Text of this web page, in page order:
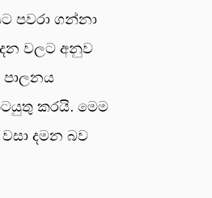
පවරා ගන්නා
වලට අනුව
පාලනය
කරයි. මෙම
දමන බව